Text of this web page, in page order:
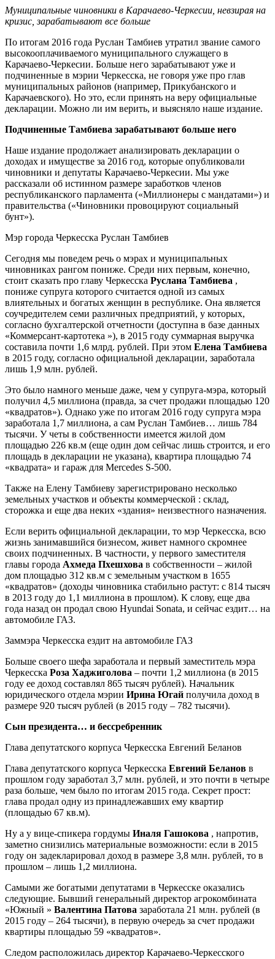
Муниципальные чиновники в Карачаево-Черкесии, невзирая на
кризис, зарабатывают все больше
По итогам 2016 года Руслан Тамбиев утратил звание самого
высокооплачиваемого муниципального служащего в
Карачаево-Черкесии. Больше него зарабатывают уже и
подчиненные в мэрии Черкесска, не говоря уже про глав
муниципальных районов (например, Прикубанского и
Карачаевского). Но это, если принять на веру официальные
декларации. Можно ли им верить, и выясняло наше издание.
Подчиненные Тамбиева зарабатывают больше него
Наше издание продолжает анализировать декларации о
доходах и имуществе за 2016 год, которые опубликовали
чиновники и депутаты Карачаево-Черкесии. Мы уже
рассказали об истинном размере заработков членов
республиканского парламента («Миллионеры с мандатами») и
правительства («Чиновники провоцируют социальный
бунт»).
Мэр города Черкесска Руслан Тамбиев
Сегодня мы поведем речь о мэрах и муниципальных
чиновниках рангом пониже. Среди них первым, конечно,
стоит сказать про главу Черкесска Руслана Тамбиева ,
пониже супруга которого считается одной из самых
влиятельных и богатых женщин в республике. Она является
соучредителем семи различных предприятий, у которых,
согласно бухгалтерской отчетности (доступна в базе данных
«Коммерсант-картотека »), в 2015 году суммарная выручка
составила почти 1,6 млрд. рублей. При этом Елена Тамбиева
в 2015 году, согласно официальной декларации, заработала
лишь 1,9 млн. рублей.
Это было намного меньше даже, чем у супруга-мэра, который
получил 4,5 миллиона (правда, за счет продажи площадью 120
«квадратов»). Однако уже по итогам 2016 году супруга мэра
заработала 1,7 миллиона, а сам Руслан Тамбиев… лишь 784
тысячи. У четы в собственности имеется жилой дом
площадью 226 кв.м (еще один дом сейчас лишь строится, и его
площадь в декларации не указана), квартира площадью 74
«квадрата» и гараж для Mercedes S-500.
Также на Елену Тамбиеву зарегистрировано несколько
земельных участков и объекты коммерческой : склад,
сторожка и еще два неких «здания» неизвестного назначения.
Если верить официальной декларации, то мэр Черкесска, всю
жизнь занимавшийся бизнесом, живет намного скромнее
своих подчиненных. В частности, у первого заместителя
главы города Ахмеда Пхешхова в собственности – жилой
дом площадью 312 кв.м с земельным участком в 1655
«квадратов» (доходы чиновника стабильно растут: с 814 тысяч
в 2013 году до 1,1 миллиона в прошлом). К слову, еще два
года назад он продал свою Hyundai Sonata, и сейчас ездит… на
автомобиле ГАЗ.
Заммэра Черкесска ездит на автомобиле ГАЗ
Больше своего шефа заработала и первый заместитель мэра
Черкесска Роза Хаджиголова – почти 1,2 миллиона (в 2015
году ее доход составлял 865 тысяч рублей). Начальник
юридического отдела мэрии Ирина Югай получила доход в
размере 920 тысяч рублей (в 2015 году – 782 тысячи).
Сын президента… и бессребренник
Глава депутатского корпуса Черкесска Евгений Беланов
Глава депутатского корпуса Черкесска Евгений Беланов в
прошлом году заработал 3,7 млн. рублей, и это почти в четыре
раза больше, чем было по итогам 2015 года. Секрет прост:
глава продал одну из принадлежавших ему квартир
(площадью 67 кв.м).
Ну а у вице-спикера гордумы Иналя Гашокова , напротив,
заметно снизились материальные возможности: если в 2015
году он задекларировал доход в размере 3,8 млн. рублей, то в
прошлом – лишь 1,2 миллиона.
Самыми же богатыми депутатами в Черкесске оказались
следующие. Бывший генеральный директор агрокомбината
«Южный » Валентина Патова заработала 21 млн. рублей (в
2015 году – 264 тысячи), в первую очередь за счет продажи
квартиры площадью 59 «квадратов».
Следом расположилась директор Карачаево-Черкесского